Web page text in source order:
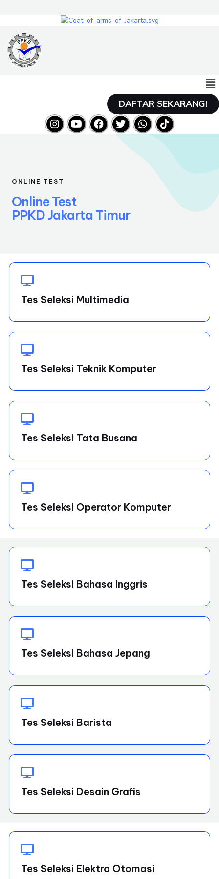
DAFTAR SEKARANG!
ONLINE TEST
Online Test
PPKD Jakarta Timur
Tes Seleksi Multimedia
Tes Seleksi Teknik Komputer
Tes Seleksi Tata Busana
Tes Seleksi Operator Komputer
Tes Seleksi Bahasa Inggris
Tes Seleksi Bahasa Jepang
Tes Seleksi Barista
Tes Seleksi Desain Grafis
Tes Seleksi Elektro Otomasi